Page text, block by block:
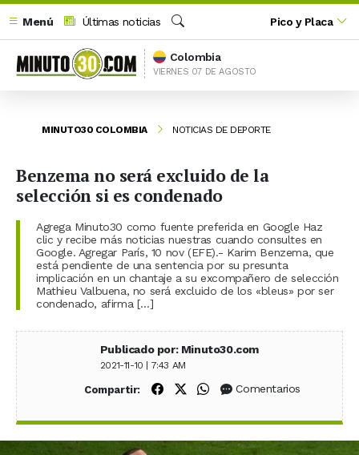
Menú
Últimas noticias
Buscar
Pico y Placa
Colombia
VIERNES 07 DE AGOSTO
MINUTO30 COLOMBIA NOTICIAS DE DEPORTE
Benzema no será excluido de la
selección si es condenado
Agrega Minuto30 como fuente preferida en Google Haz
clic y recibe más noticias nuestras cuando consultes en
Google. Agregar París, 10 nov (EFE).- Karim Benzema, que
está pendiente de una sentencia por su presunta
implicación en un chantaje a su excompañero de selección
Mathieu Valbuena, no será excluido de los «bleus» por ser
condenado, afirma […]
Publicado por: Minuto30.com
2021-11-10 | 7:43 AM
Compartir: Compartir en Facebook
Compartir en X (Twitter)
Compartir en WhatsApp
Comentarios